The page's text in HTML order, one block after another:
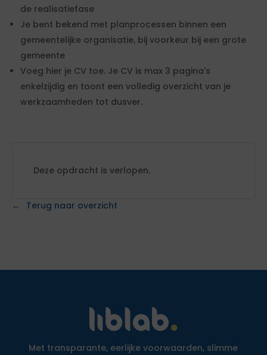
de realisatiefase
Je bent bekend met planprocessen binnen een
gemeentelijke organisatie, bij voorkeur bij een grote
gemeente
Voeg hier je CV toe. Je CV is max 3 pagina's
enkelzijdig en toont een volledig overzicht van je
werkzaamheden tot dusver.
Deze opdracht is verlopen.
Terug naar overzicht
Met transparante, eerlijke voorwaarden, slimme